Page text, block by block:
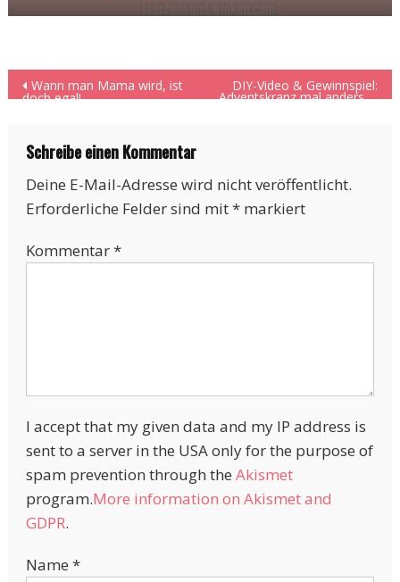
Beitragsnavigation
Wann man Mama wird, ist
doch egal!
DIY-Video & Gewinnspiel:
Adventskranz mal anders …
Schreibe einen Kommentar
Deine E-Mail-Adresse wird nicht veröffentlicht.
Erforderliche Felder sind mit*markiert
Kommentar*
I accept that my given data and my IP address is
sent to a server in the USA only for the purpose of
spam prevention through the Akismet
program.More information on Akismet and
GDPR.
Name *